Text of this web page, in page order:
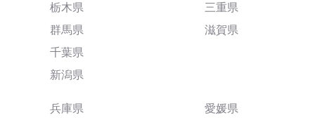
栃木県
群馬県
千葉県
新潟県
三重県
滋賀県
兵庫県
愛媛県